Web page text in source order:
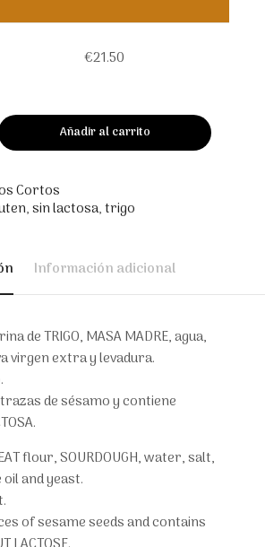
€21.50
Añadir al carrito
Cortos
,sin lactosa,trigo
Información adicional
de TRIGO, MASA MADRE, agua,
virgen extra y levadura.
de sésamo y contiene
flour, SOURDOUGH, water, salt,
and yeast.
of sesame seeds and contains